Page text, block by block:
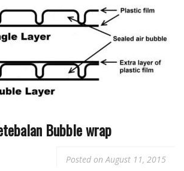
Bubble wrap
Posted onAugust 11, 2015